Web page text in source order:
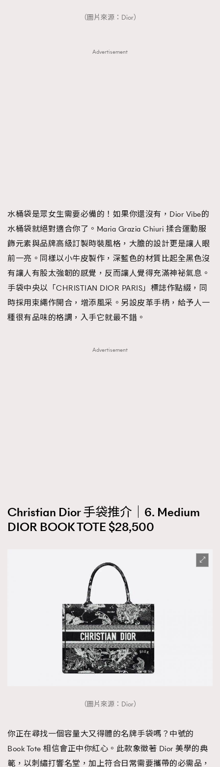
DressLikeAParisienne
（圖片來源：Dior）
Advertisement
水桶袋是眾女生需要必備的！如果你還沒有，Dior Vibe的
水桶袋就絕對適合你了。Maria Grazia Chiuri 揉合運動服
飾元素與品牌高級訂製時裝風格，大膽的設計更是讓人眼
前一亮。同樣以小牛皮製作，深藍色的材質比起全黑色沒
有讓人有股太強韌的感覺，反而讓人覺得充滿神袐氣息。
手袋中央以「CHRISTIAN DIOR PARIS」標誌作點綴，同
時採用束繩作開合，增添風采。另設皮革手柄，給予人一
種很有品味的格調，入手它就最不錯。
Advertisement
Christian Dior 手袋推介｜6. Medium
DIOR BOOK TOTE $28,500
（圖片來源：Dior）
你正在尋找一個容量大又得體的名牌手袋嗎？中號的
Book Tote 相信會正中你紅心。此款象徵著 Dior 美學的典
範，以刺繡打響名堂，加上符合日常需要攜帶的必需品，